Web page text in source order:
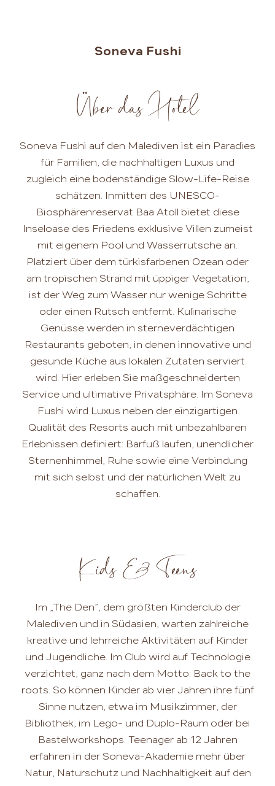
Soneva Fushi
Über das Hotel
Soneva Fushi auf den Malediven ist ein Paradies
für Familien, die nachhaltigen Luxus und
zugleich eine bodenständige Slow-Life-Reise
schätzen. Inmitten des UNESCO-
Biosphärenreservat Baa Atoll bietet diese
Inseloase des Friedens exklusive Villen zumeist
mit eigenem Pool und Wasserrutsche an.
Platziert über dem türkisfarbenen Ozean oder
am tropischen Strand mit üppiger Vegetation,
ist der Weg zum Wasser nur wenige Schritte
oder einen Rutsch entfernt. Kulinarische
Genüsse werden in sterneverdächtigen
Restaurants geboten, in denen innovative und
gesunde Küche aus lokalen Zutaten serviert
wird. Hier erleben Sie maßgeschneiderten
Service und ultimative Privatsphäre. Im Soneva
Fushi wird Luxus neben der einzigartigen
Qualität des Resorts auch mit unbezahlbaren
Erlebnissen definiert: Barfuß laufen, unendlicher
Sternenhimmel, Ruhe sowie eine Verbindung
mit sich selbst und der natürlichen Welt zu
schaffen.
Kids & Teens
Im „The Den”, dem größten Kinderclub der
Malediven und in Südasien, warten zahlreiche
kreative und lehrreiche Aktivitäten auf Kinder
und Jugendliche. Im Club wird auf Technologie
verzichtet, ganz nach dem Motto: Back to the
roots. So können Kinder ab vier Jahren ihre fünf
Sinne nutzen, etwa im Musikzimmer, der
Bibliothek, im Lego- und Duplo-Raum oder bei
Bastelworkshops. Teenager ab 12 Jahren
erfahren in der Soneva-Akademie mehr über
Natur, Naturschutz und Nachhaltigkeit auf den